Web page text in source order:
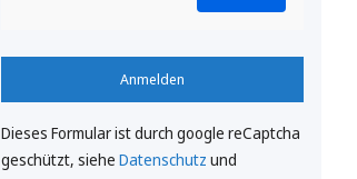
Anmelden
Dieses Formular ist durch google reCaptcha
geschützt, siehe Datenschutz und